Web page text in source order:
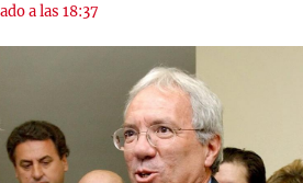
a las 18:37